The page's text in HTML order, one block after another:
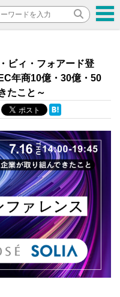
ビィ・フォアード登
年商10億・30億・50
たこと～